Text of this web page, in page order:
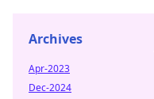
Archives
Apr-2023
Dec-2024